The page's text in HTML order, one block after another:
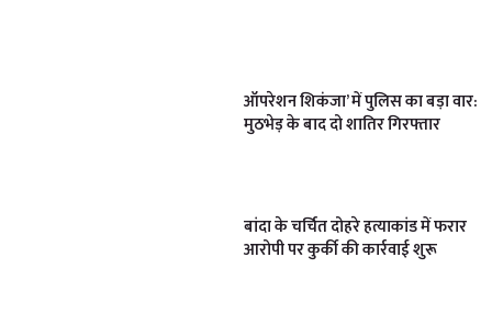
ऑपरेशन शिकंजा’ में पुलिस का बड़ा वार:
मुठभेड़ के बाद दो शातिर गिरफ्तार
बांदा के चर्चित दोहरे हत्याकांड में फरार
आरोपी पर कुर्की की कार्रवाई शुरू